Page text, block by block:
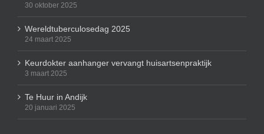
30 oktober 2025
Wereldtuberculosedag 2025
24 maart 2025
Keurdokter aanhanger vervangt huisartsenpraktijk
3 maart 2025
Te Huur in Andijk
20 januari 2025